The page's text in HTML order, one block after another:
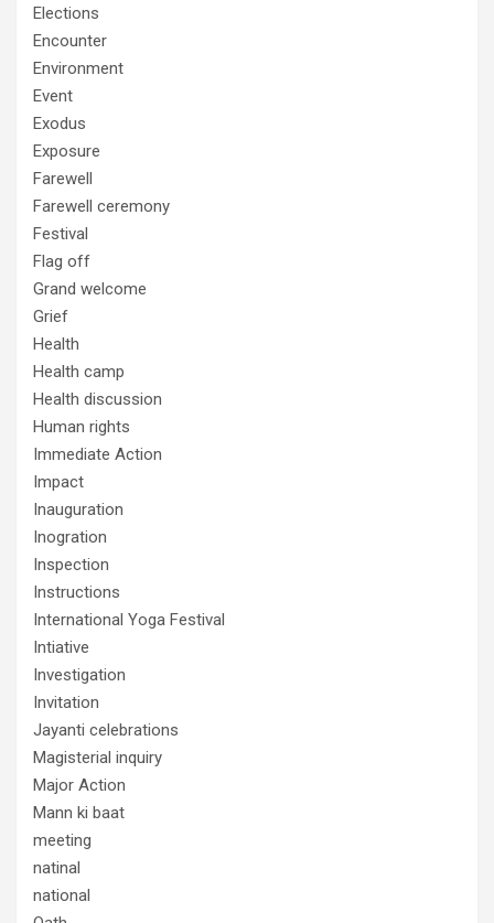
Elections
Encounter
Environment
Event
Exodus
Exposure
Farewell
Farewell ceremony
Festival
Flag off
Grand welcome
Grief
Health
Health camp
Health discussion
Human rights
Immediate Action
Impact
Inauguration
Inogration
Inspection
Instructions
International Yoga Festival
Intiative
Investigation
Invitation
Jayanti celebrations
Magisterial inquiry
Major Action
Mann ki baat
meeting
natinal
national